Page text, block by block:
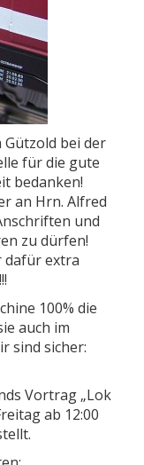
Gützold bei der
für die gute
bedanken!
an Hrn. Alfred
und
zu dürfen!
dafür extra
100% die
auch im
sind sicher:
Vortrag „Lok
ab 12:00